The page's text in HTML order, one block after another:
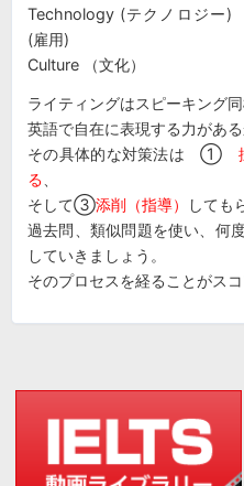
Technology (テク
(雇用)
Culture （文化）
ライティングはスピーキング
英語で自在に表現する力がある
その具体的な対策法は ①
る
そして③添削（指導）
しても
過去問、類似問題を使い、何
していきましょう。
そのプロセスを経ることがスコ